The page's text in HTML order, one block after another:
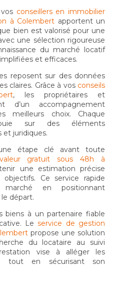
conseillers en immobilier
à Colembert apportent un
bien est valorisé pour une
une sélection rigoureuse
du marché locatif
et efficaces.
reposent sur des données
claires. Grâce à vos conseils
, les propriétaires et
d’un accompagnement
meilleurs choix. Chaque
sur des éléments
juridiques.
étape clé avant toute
gratuit sous 48h à
une estimation précise
Ce service rapide
en positionnant
départ.
biens à un partenaire fiable
Leservice de gestion
propose une solution
du locataire au suivi
vise à alléger les
tout en sécurisant son